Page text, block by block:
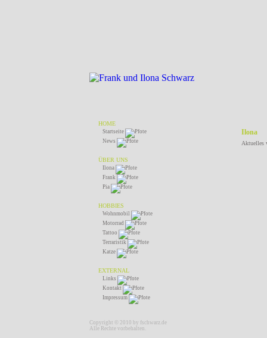
HOME
Startseite
News
ÜBER UNS
Ilona
Frank
Pia
HOBBIES
Wohnmobil
Motorrad
Tattoo
Terraristik
Katze
EXTERNAL
Links
Kontakt
Impressum
Ilona
Aktuelles
Copyright © 2010 by fschwarz.de
Alle Rechte vorbehalten.